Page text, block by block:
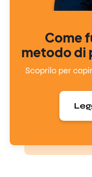
Come
metodo di
Scoprilo per